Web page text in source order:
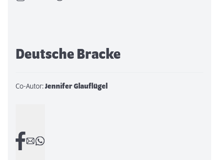
Deutsche Bracke
Co-Autor:Jennifer Glauflügel